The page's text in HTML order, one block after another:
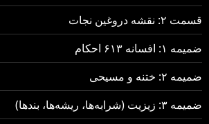
قسمت ۲: نقشه دروغین نجات
ضمیمه ۱: افسانه ۶۱۳ احکام
ضمیمه ۲: ختنه و مسیحی
ضمیمه ۳: زیزیت (شرابه‌ها، ریشه‌ها، بندها)